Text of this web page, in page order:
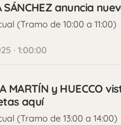
SÁNCHEZ anuncia
(Tramo de 10:00 a 11:00)
· 1:00:00
MARTÍN y HUECCO
aquí
(Tramo de 13:00 a 14:00)